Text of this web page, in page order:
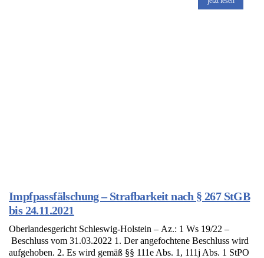
Impfpassfälschung – Strafbarkeit nach § 267 StGB
bis 24.11.2021
Oberlandesgericht Schleswig-Holstein – Az.: 1 Ws 19/22 –
Beschluss vom 31.03.2022 1. Der angefochtene Beschluss wird
aufgehoben. 2. Es wird gemäß §§ 111e Abs. 1, 111j Abs. 1 StPO